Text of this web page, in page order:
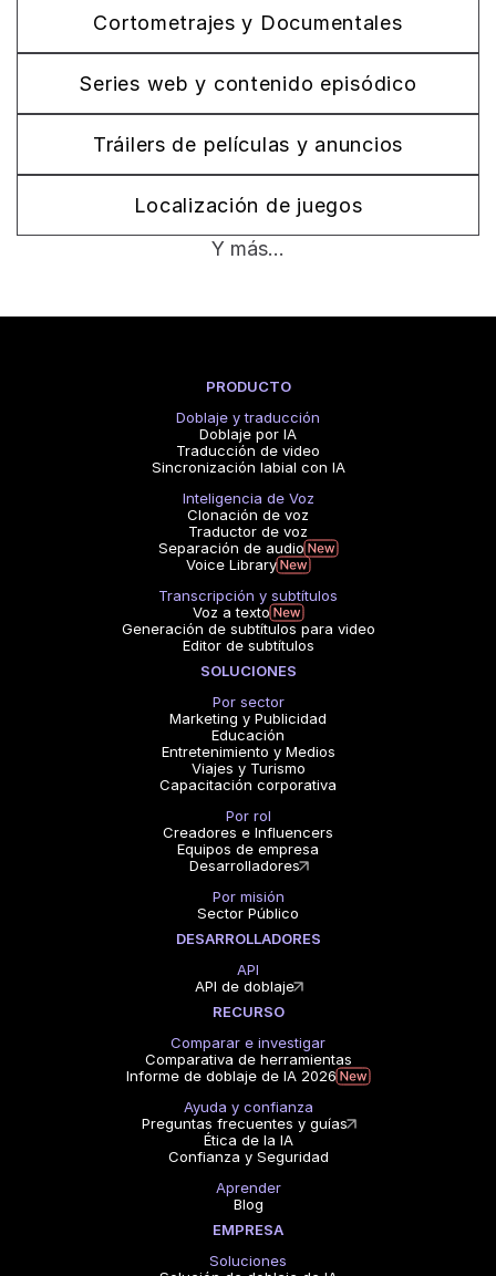
Cortometrajes y Documentales
Series web y contenido episódico
Tráilers de películas y anuncios
Localización de juegos
Y más...
PRODUCTO
Doblaje y traducción
Doblaje por IA
Traducción de video
Sincronización labial con IA
Inteligencia de Voz
Clonación de voz
Traductor de voz
Separación de audio
Voice Library
Transcripción y subtítulos
Voz a texto
Generación de subtítulos para video
Editor de subtítulos
SOLUCIONES
Por sector
Marketing y Publicidad
Educación
Entretenimiento y Medios
Viajes y Turismo
Capacitación corporativa
Por rol
Creadores e Influencers
Equipos de empresa
Desarrolladores
Por misión
Sector Público
DESARROLLADORES
API
API de doblaje
RECURSO
Comparar e investigar
Comparativa de herramientas
Informe de doblaje de IA 2026
Ayuda y confianza
Preguntas frecuentes y guías
Ética de la IA
Confianza y Seguridad
Aprender
Blog
EMPRESA
Soluciones